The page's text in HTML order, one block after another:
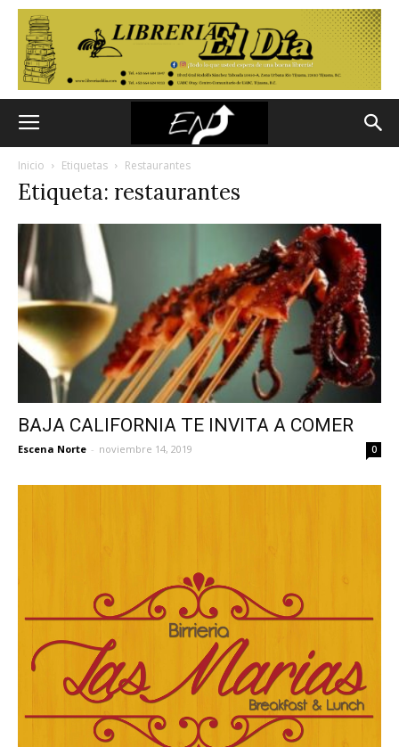
Inicio Etiquetas Restaurantes
Etiqueta: restaurantes
BAJA CALIFORNIA TE INVITA A COMER
Escena Norte - noviembre 14, 2019 0